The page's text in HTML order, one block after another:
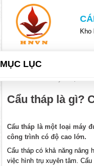
Kho
Cẩu tháp là gì?
MỤC LỤC
Cẩu tháp là một loại máy
công trình có độ cao lớn.
Cẩu tháp có khả năng nâng
việc hình trụ xuyên tâm.